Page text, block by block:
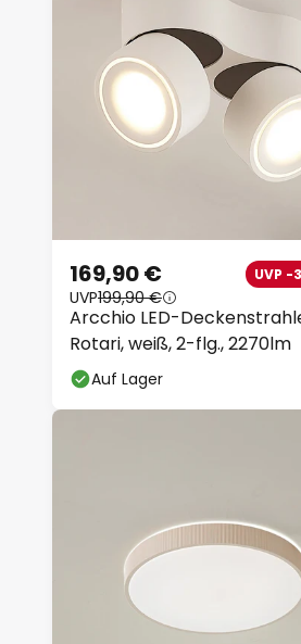
Arcchio LED-
Rotari, weiß, 2-flg., 2270lm
169,90 € UVP -
UVP199,90 €
Auf Lager